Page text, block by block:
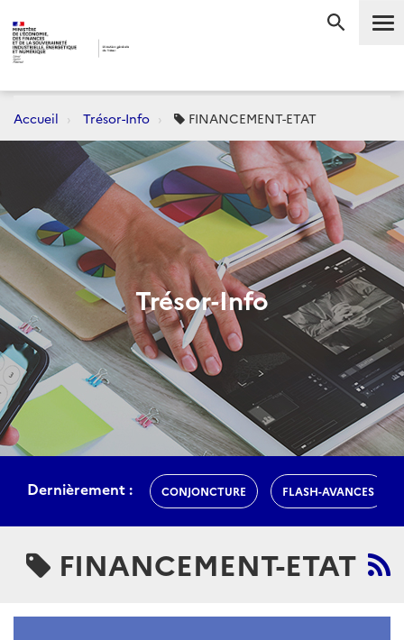
Accueil Trésor-Info FINANCEMENT-ETAT
Trésor-Info
Dernièrement : CONJONCTURE FLASH-AVANCES
FINANCEMENT-ETAT